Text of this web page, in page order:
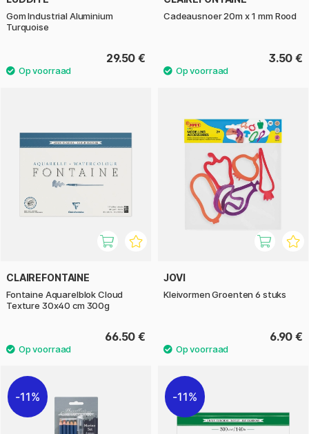
Gom Industrial Aluminium
Turquoise
29.50 €
Cadeausnoer 20m x 1 mm Rood
3.50 €
CLAIREFONTAINE
Fontaine Aquarelblok Cloud
Texture 30x40 cm 300g
66.50 €
JOVI
Kleivormen Groenten 6 stuks
6.90 €
11% 11%